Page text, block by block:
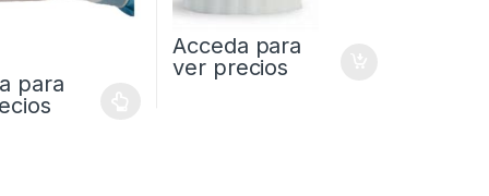
para
Acceda para
ver precios